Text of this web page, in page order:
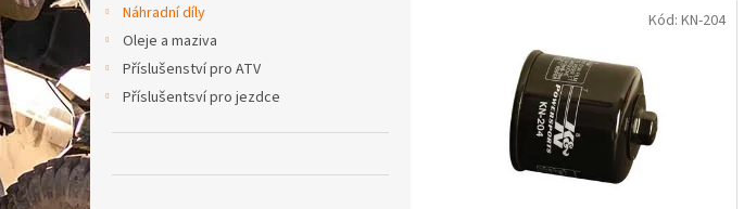
Náhradní díly
Oleje a maziva
Příslušenství pro ATV
Příslušentsví pro jezdce
Kód: KN-204